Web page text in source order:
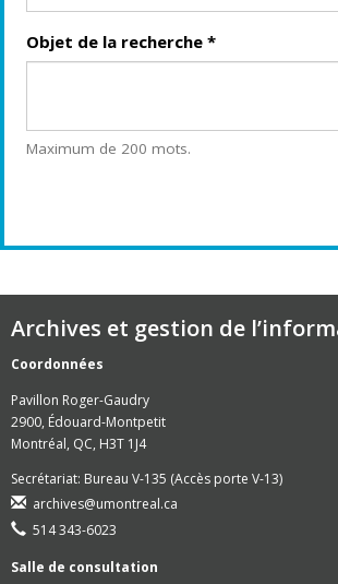
Objet de la recherche *
Maximum de 200 mots.
Archives et gestion de
Coordonnées
Pavillon Roger-Gaudry
2900, Édouard-Montpetit
Montréal, QC, H3T 1J4
Secrétariat: Bureau V-135 (Accès porte V-13)
archives@umontreal.ca
514 343-6023
Salle de consultation